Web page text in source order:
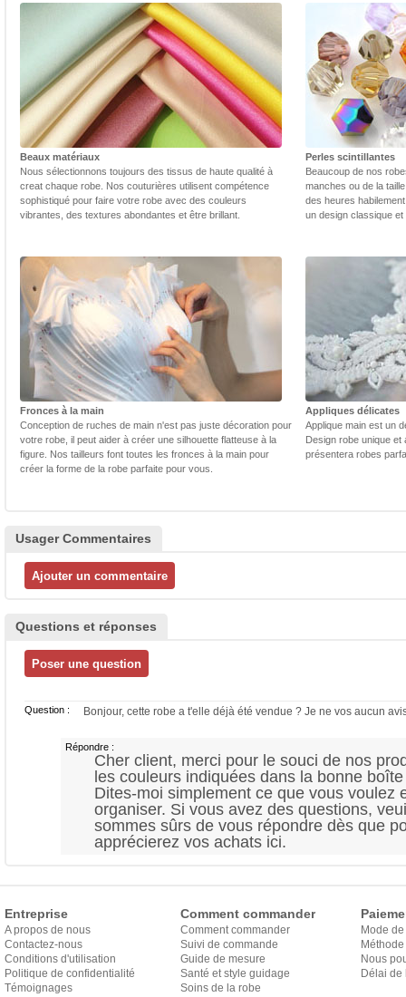
Beaux matériaux
Nous sélectionnons toujours des tissus de haute qualité à
creat chaque robe. Nos couturières utilisent compétence
sophistiqué pour faire votre robe avec des couleurs
vibrantes, des textures abondantes et être brillant.
Perles scintillantes
Beaucoup de nos
manches ou de la
des heures
un design classique
Fronces à la main
Conception de ruches de main n'est pas juste décoration pour
votre robe, il peut aider à créer une silhouette flatteuse à la
figure. Nos tailleurs font toutes les fronces à la main pour
créer la forme de la robe parfaite pour vous.
Appliques délicates
Applique main est un
Design robe unique et
présentera robes
Usager Commentaires
Questions et réponses
Question : Bonjour, cette robe a t'elle déjà été vendue ? Je ne vos aucun
Répondre :
Cher client, merci pour le souci de nos
les couleurs indiquées dans la bonne
Dites-moi simplement ce que vous voulez
organiser. Si vous avez des questions,
sommes sûrs de vous répondre dès que
apprécierez vos achats ici.
Entreprise
A propos de nous
Contactez-nous
Conditions d'utilisation
Politique de confidentialité
Témoignages
Comment commander
Comment commander
Suivi de commande
Guide de mesure
Santé et style guidage
Soins de la robe
Mode
Nous
Délai de